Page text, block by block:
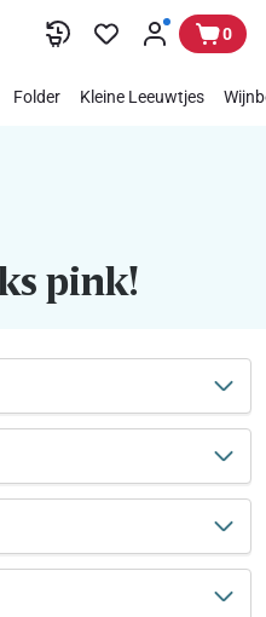
0
Folder Kleine Leeuwtjes
pink!